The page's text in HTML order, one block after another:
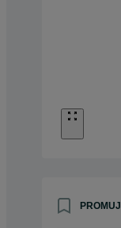
PROMUJ